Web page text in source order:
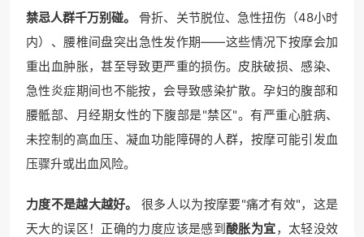
禁忌人群千万别碰。
骨折、关节脱位、急性扭伤（48小时
内）、腰椎间盘突出急性发作期——这些情况下按摩会加
重出血肿胀，甚至导致更严重的损伤。皮肤破损、感染、
急性炎症期间也不能按，会导致感染扩散。孕妇的腹部和
腰骶部、月经期女性的下腹部是"禁区"。有严重心脏病、
未控制的高血压、凝血功能障碍的人群，按摩可能引发血
压骤升或出血风险。
力度不是越大越好。
很多人以为按摩要"痛才有效"，这是
天大的误区！正确的力度应该是感到酸胀为宜，太轻没效